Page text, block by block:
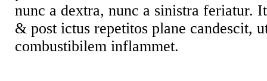
nunc a dextra, nunc a sinistra feriatur.
& post ictus repetitos plane candescit,
combustibilem inflammet.